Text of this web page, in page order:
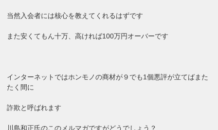
当然入会者には核心を教えてくれるはずです
また安くてもん十万、高ければ100万円オーバーです
インターネットではホンモノの商材が９でも1個悪評が立てばまた
たく間に
詐欺と呼ばれます
川島和正氏のこのメルマガですがどうでしょう？